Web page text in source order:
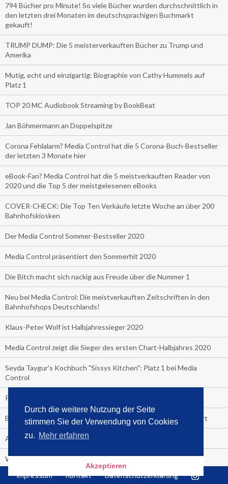
Durch die weitere Nutzung der Seite
stimmen Sie der Verwendung von Cookies
zu. Mehr erfahren
Akzeptieren
794 Bücher pro Minute! So viele Bücher wurden durchschnittlich in
den letzten drei Monaten im deutschsprachigen Buchmarkt
gekauft!
TRUMP DUMP: Die 5 meisterverkauften Bücher zu Trump und
Amerika
Mutig, echt und einzigartig: Biographie von Cathy Hummels auf
Platz 1
TOP 20 MC Audiobook Streaming by BookBeat
Jan Böhmermann an Doppelspitze
Corona Fehlalarm? Media Control hat die 5 Corona-Buch-Bestseller
der letzten 3 Monate hier
eBook-Fan? Media Control hat die 5 meistverkauften Reader von
2020 und die Top 5 der meistgelesenen eBooks
COVER-CHECK: Die Top Ten Verkäufe letzte Woche an über 200
Bahnhofskiosken
Der Media Control Sommer-Bestseller 2020
Media Control präsentiert den Sommerhit 2020
Die Bitch macht sich nackig aus Freude über die Nummer 1
Neu bei Media Control: Die meistverkauften Zeitschriften in den
Bahnhofshops Deutschlands!
Klaus-Peter Wolf ist Halbjahressieger 2020
Media Control zeigt die Sieger des ersten Chart-Halbjahres 2020
Seyda Taygur's Kochbuch "Sissys Kitchen": Platz 1 bei Media
Control
Promibuecher, die gehen und die stehen.
BookBeat und Media Control starten Hörbuch-Streaming-Chart
Angela Merkel ist Hitlers Tochter
Wenn am Ende des Geldes noch zu viel Leben übrig ist
Boom Autokino: mehr als 100.000 Besucher letztes Wochenende
Impressum Kontakt Datenschutzerklärung